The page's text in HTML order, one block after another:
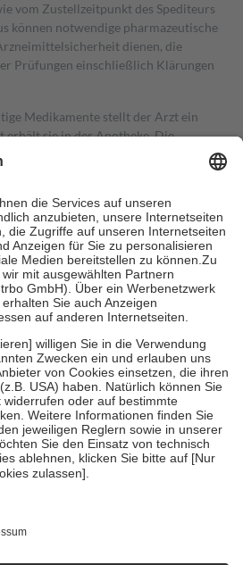
vom Zustellzeitpunkt des Spediteurs
können notwendige pharmazeutische
dienen, die
Prüfungen einschließlich Klärungen
Medikamente stellt der Arzt ein
erhält sie in der Apotheke. Die
übernimmt in der Regel die
trägt einen Teil davon als Zuzahlung
Zuzahlungen in Höhe von zehn
mindestens jedochfünf Euround
jedoch nie mehr als die tatsächlichen
auch für Online-Apotheken.
Krankenpflege beträgt die
Kosten sowie zehn Euro je
für ihre eigene Gesundheit zu
Stellung der Familie zu unterstützen,
bei:
bis zum vollendeten 18. Lebensjahr
und Früherkennung, die von der
Trusted Shops hat Maßnahmen